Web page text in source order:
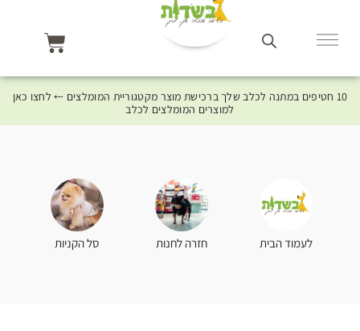
10 חטיפים במתנה לכלב שלך ברכישת מוצר מקטגוריית המומלצים ⤎ לחצו כאן
למוצרים המומלצים לכלב
לעמוד הבית חזרה לחנות סל הקניות